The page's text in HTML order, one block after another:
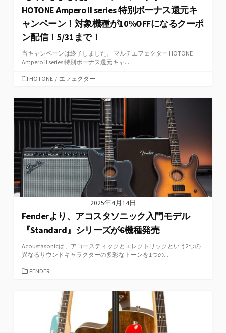
HOTONE Ampero II series 特別ボーナス還元キ
ャンペーン！対象機種が10%OFFになるクーポ
ン配信！5/31まで！
当キャンペーンは終了しました。 マルチエフェクター HOTONE
Ampero II series 特別ボーナス還元キャ...
カ
ゴ
リ
ー
HOTONE / エフェクター
2025年4月14日
Fenderより、アコスタソニック入門モデル
『Standard』シリーズが6機種発売
Acoustasonicは、アコースティックとエレクトリックという2つの
異なるサウンドキャラクターの多彩なトーンを1つの...
カFENDER